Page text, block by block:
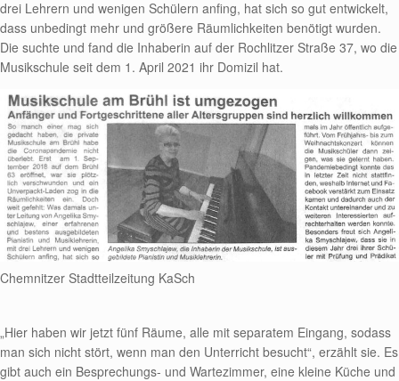
drei Lehrern und wenigen Schülern anfing, hat sich so gut entwickelt,
dass unbedingt mehr und größere Räumlichkeiten benötigt wurden.
Die suchte und fand die Inhaberin auf der Rochlitzer Straße 37, wo die
Musikschule seit dem 1. April 2021 ihr Domizil hat.
Chemnitzer Stadtteilzeitung KaSch
„Hier haben wir jetzt fünf Räume, alle mit separatem Eingang, sodass
man sich nicht stört, wenn man den Unterricht besucht“, erzählt sie. Es
gibt auch ein Besprechungs- und Wartezimmer, eine kleine Küche und